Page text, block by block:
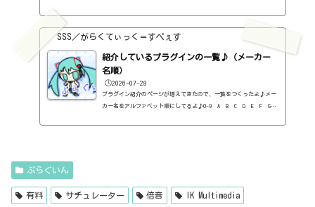
料）2B DELAYED CLASSIC（2B Played Music・ディレイ・有料）2B RE
VERBED（2B Played Music・リバーブ・有料）2B Shaped Filter（2
B Played Music・フィルタープラグイン・有料）3-Band EQ（Kilohe
arts・EQ・無料）40'S VERY OWN DRUMS（NATIVE INSTRUMENTS・ドラ
ム...
SSS／がらくてぃっく＝すぺぇす
紹介しているプラグインの一覧♪（メーカー
名順）
🕒️2026-07-29
プラグイン紹介のページが増えてきたので、一覧をつくったよ♪メー
カー名をアルファベット順にしてるよ♪0-9 A B C D E F G
ぷらぐいん
有料 サチュレーター 倍音 IK Multimedia